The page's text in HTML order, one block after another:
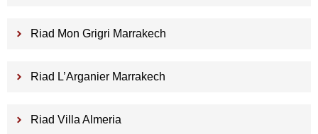
Riad Mon Grigri Marrakech
Riad L’Arganier Marrakech
Riad Villa Almeria